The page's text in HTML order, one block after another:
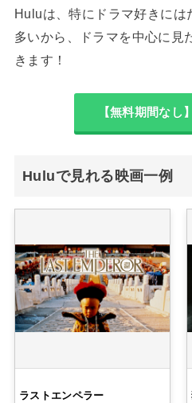
Huluは、特にドラマ好きには
多いから、ドラマを中心に見
きます！
【無料期間なし
Huluで見れる映画一例
ラストエンペラー